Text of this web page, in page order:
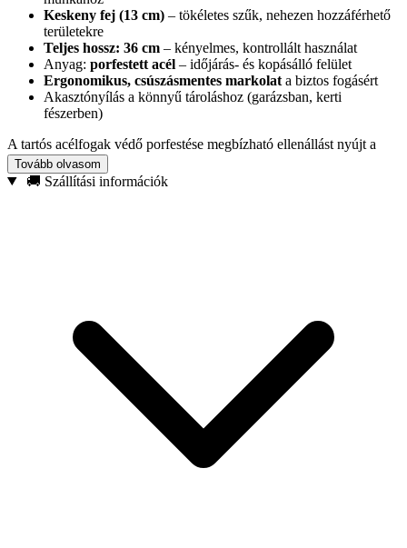
Keskeny fej (13 cm) – tökéletes szűk, nehezen hozzáférhető
területekre
Teljes hossz: 36 cm – kényelmes, kontrollált használat
Anyag: porfestett acél – időjárás- és kopásálló felület
Ergonomikus, csúszásmentes markolat a biztos fogásért
Akasztónyílás a könnyű tároláshoz (garázsban, kerti
fészerben)
A tartós acélfogak védő porfestése megbízható ellenállást nyújt a
mindennapos kerti igénybevétellel és az időjárással szemben,
miközben a szerszám könnyű kialakítása megkönnyíti a gyors,
Tovább olvasom
🚚 Szállítási információk